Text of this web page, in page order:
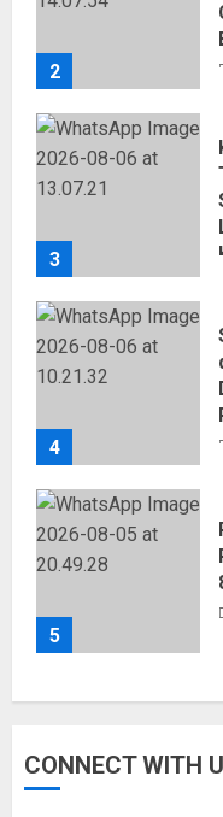
2
3
4
5
CONNECT WITH